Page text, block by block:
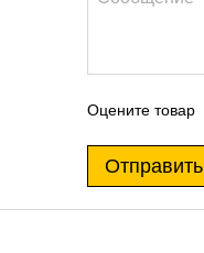
Оцените товар
Отправить